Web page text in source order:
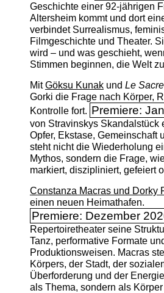
Geschichte einer 92-jährigen
Altersheim kommt und dort
verbindet Surrealismus,
Filmgeschichte und Theater.
wird – und was geschieht,
Stimmen beginnen, die Welt
MitGöksu Kunakund Le
Gorki die Frage nach Körper,
Kontrolle fort. Premiere:
von Stravinskys Skandalstück
Opfer, Ekstase, Gemeinschaft
steht nicht die Wiederholung
Mythos, sondern die Frage,
markiert, diszipliniert, gefeiert
Constanza Macras und Dorky
einen neuen Heimathafen.
Premiere: Dezember
Repertoiretheater seine
Tanz, performative Formate
Produktionsweisen. Macras
Körpers, der Stadt, der
Überforderung und der
als Thema, sondern als